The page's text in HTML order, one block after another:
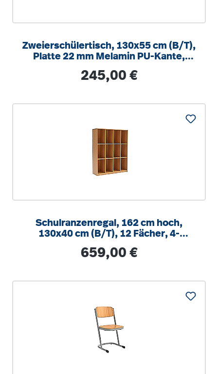
Zweierschülertisch, 130x55 cm (B/T),
Platte 22 mm Melamin PU-Kante,
Regulärer Preis:
245,00 €
Schulranzenregal, 162 cm hoch,
130x40 cm (B/T), 12 Fächer, 4-
Regulärer Preis:
659,00 €